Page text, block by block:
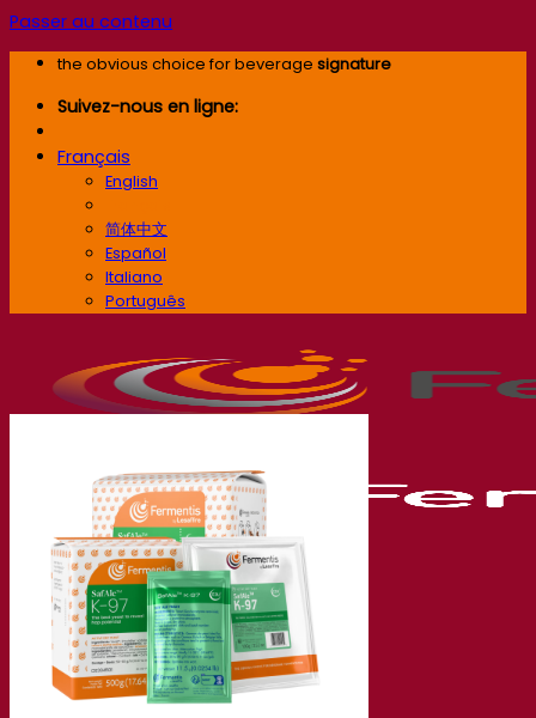
Passer au contenu
the obvious choice for beverage signature
Suivez-nous en ligne:
Français
English
简体中文
Español
Italiano
Português
Société
À propos
Expert en fermentation
Une équipe passionnée